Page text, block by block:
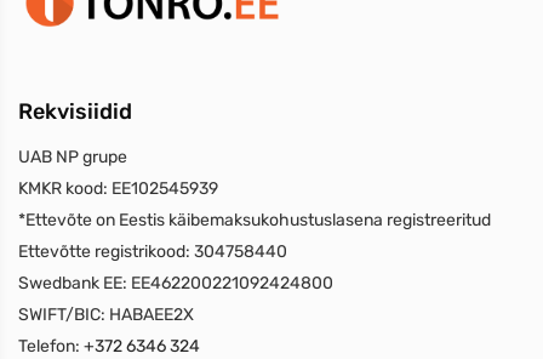
Rekvisiidid
UAB NP grupe
KMKR kood: EE102545939
*Ettevõte on Eestis käibemaksukohustuslasena registreeritud
Ettevõtte registrikood: 304758440
Swedbank EE: EE462200221092424800
SWIFT/BIC: HABAEE2X
Telefon: +372 6346 324